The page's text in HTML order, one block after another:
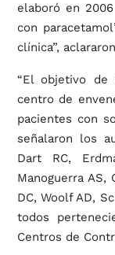
elaboró en
con
clínica”,
“El objetivo de
centro de
pacientes con
señalaron los
Dart RC,
Manoguerra AS,
DC, Woolf AD,
todos
Centros de